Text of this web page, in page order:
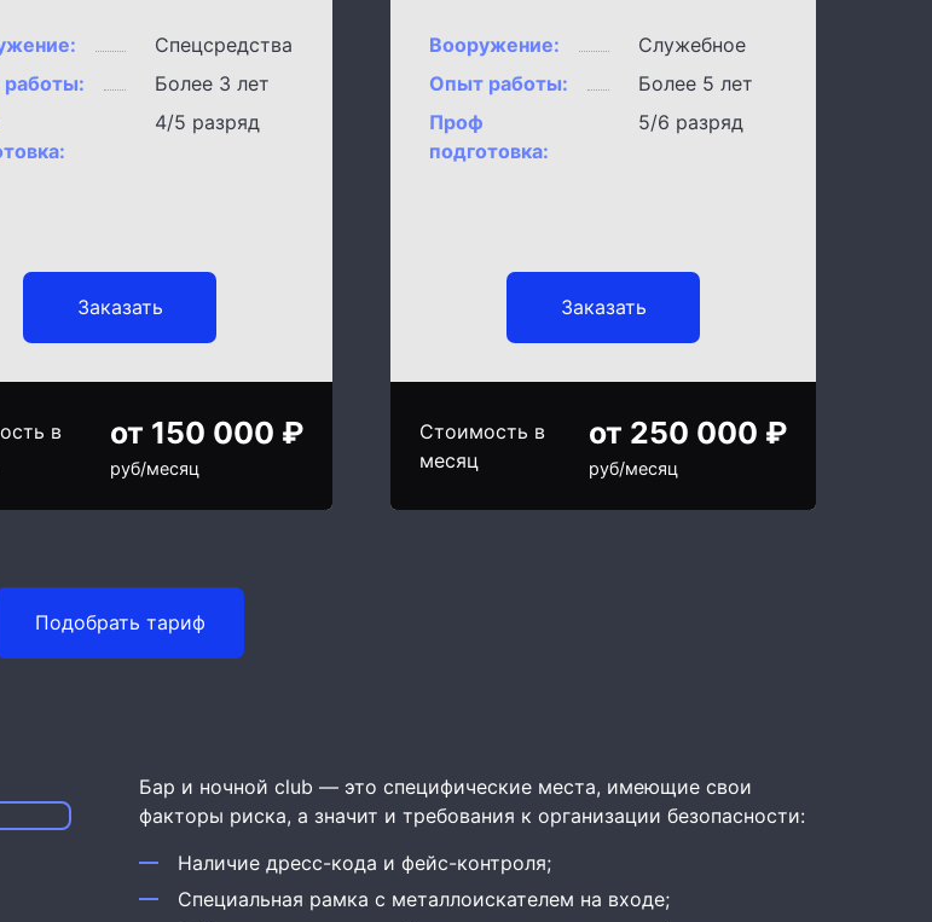
Спецсредства
Более 3 лет
4/5 разряд
Заказать
в
от 150 000 ₽
руб/месяц
Вооружение:
Служебное
Опыт работы:
Более 5 лет
Проф
подготовка:
5/6 разряд
Заказать
Стоимость в
месяц
от 250 000 ₽
руб/месяц
Подобрать тариф
Бар и ночной club — это специфические места, имеющие свои
факторы риска, а значит и требования к организации безопасности:
Наличие дресс-кода и фейс-контроля;
Специальная рамка с металлоискателем на входе;